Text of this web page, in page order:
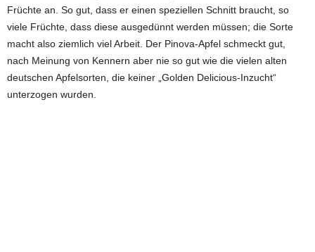
Früchte an. So gut, dass er einen speziellen Schnitt braucht, so
viele Früchte, dass diese ausgedünnt werden müssen; die Sorte
macht also ziemlich viel Arbeit. Der Pinova-Apfel schmeckt gut,
nach Meinung von Kennern aber nie so gut wie die vielen alten
deutschen Apfelsorten, die keiner „Golden Delicious-Inzucht“
unterzogen wurden.